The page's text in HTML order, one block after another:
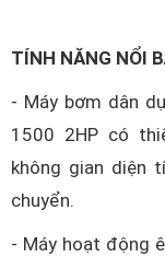
TÍNH NĂNG NỔI
- Máy bơm dân
1500 2HP có
không gian diện
chuyển.
- Máy hoạt động